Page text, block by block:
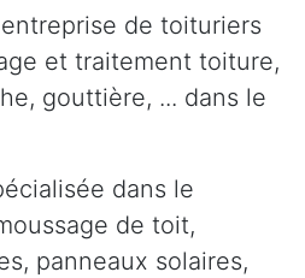
de toituriers
et traitement toiture,
gouttière, ... dans le
dans le
de toit,
panneaux solaires,